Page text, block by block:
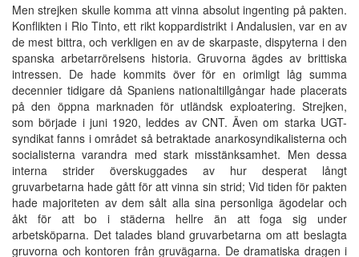
Men strejken skulle komma att vinna absolut ingenting på pakten.
Konflikten i Rio Tinto, ett rikt koppardistrikt i Andalusien, var en av
de mest bittra, och verkligen en av de skarpaste, dispyterna i den
spanska arbetarrörelsens historia. Gruvorna ägdes av brittiska
intressen. De hade kommits över för en orimligt låg summa
decennier tidigare då Spaniens nationaltillgångar hade placerats
på den öppna marknaden för utländsk exploatering. Strejken,
som började i juni 1920, leddes av CNT. Även om starka UGT-
syndikat fanns i området så betraktade anarkosyndikalisterna och
socialisterna varandra med stark misstänksamhet. Men dessa
interna strider överskuggades av hur desperat långt
gruvarbetarna hade gått för att vinna sin strid; Vid tiden för pakten
hade majoriteten av dem sålt alla sina personliga ägodelar och
åkt för att bo i städerna hellre än att foga sig under
arbetsköparna. Det talades bland gruvarbetarna om att beslagta
gruvorna och kontoren från gruvägarna. De dramatiska dragen i